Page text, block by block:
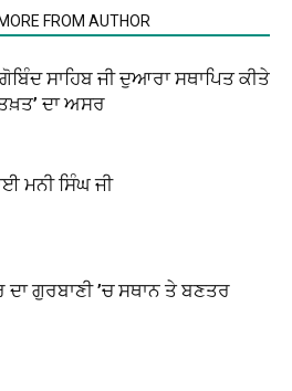
MORE FROM AUTHOR
ਸਾਹਿਬ ਜੀ ਦੁਆਰਾ ਸਥਾਪਿਤ ਕੀਤੇ
ਦਾ ਅਸਰ
ਮਨੀ ਸਿੰਘ ਜੀ
ਗੁਰਬਾਣੀ ’ਚ ਸਥਾਨ ਤੇ ਬਣਤਰ